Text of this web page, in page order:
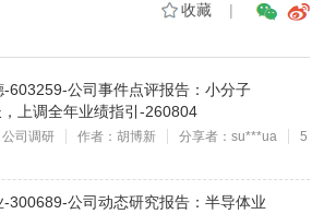
收藏|
603259-公司事件点评报告：小分子
上调全年业绩指引-260804
公司调研 作者：胡博新 分享者：su***ua
5
300689-公司动态研究报告：半导体业